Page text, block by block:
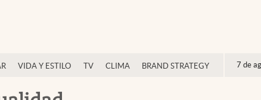
VIDA Y ESTILO TV CLIMA BRAND STRATEGY 7 de